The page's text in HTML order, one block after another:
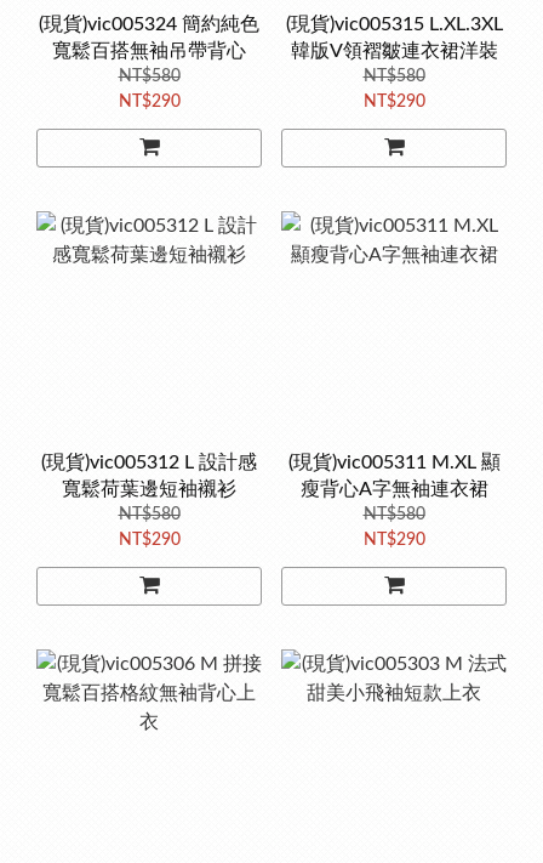
(現貨)vic005324 簡約純色
寬鬆百搭無袖吊帶背心
NT$580
NT$290
(現貨)vic005315 L.XL.3XL
韓版V領褶皺連衣裙洋裝
NT$580
NT$290
(現貨)vic005312 L 設計感
寬鬆荷葉邊短袖襯衫
NT$580
NT$290
(現貨)vic005311 M.XL 顯
瘦背心A字無袖連衣裙
NT$580
NT$290